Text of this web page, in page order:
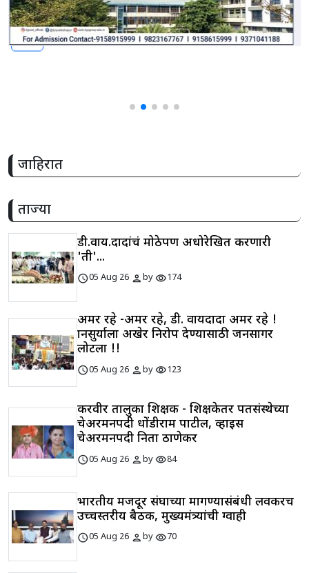
जाहिरात
ताज्या
डी.वाय.दादांचं मोठेपण अधोरेखित करणारी
'ती'...
schedule05 Aug 26 personbyvisibility174
अमर रहे -अमर रहे, डी. वायदादा अमर रहे !
ज्ञानसुर्याला अखेर निरोप देण्यासाठी जनसागर
लोटला !!
schedule05 Aug 26 personbyvisibility123
करवीर तालुका शिक्षक - शिक्षकेतर पतसंस्थेच्या
चेअरमनपदी धोंडीराम पाटील, व्हाइस
चेअरमनपदी निता ठाणेकर
schedule05 Aug 26 personbyvisibility84
भारतीय मजदूर संघाच्या मागण्यासंबंधी लवकरच
उच्चस्तरीय बैठक, मुख्यमंत्र्यांची ग्वाही
schedule05 Aug 26 personbyvisibility70
share